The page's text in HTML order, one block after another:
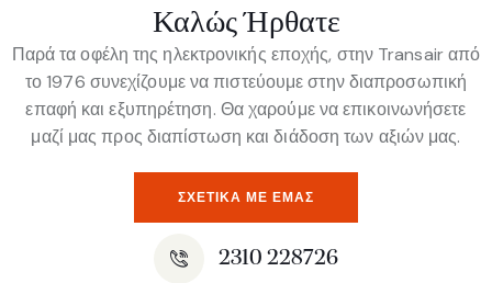
Καλώς Ήρθατε
Παρά τα οφέλη της ηλεκτρονικής εποχής, στην Transair από
το 1976 συνεχίζουμε να πιστεύουμε στην διαπροσωπική
επαφή και εξυπηρέτηση. Θα χαρούμε να επικοινωνήσετε
μαζί μας προς διαπίστωση και διάδοση των αξιών μας.
ΣΧΕΤΙΚΆ ΜΕ ΕΜΆΣ
2310 228726